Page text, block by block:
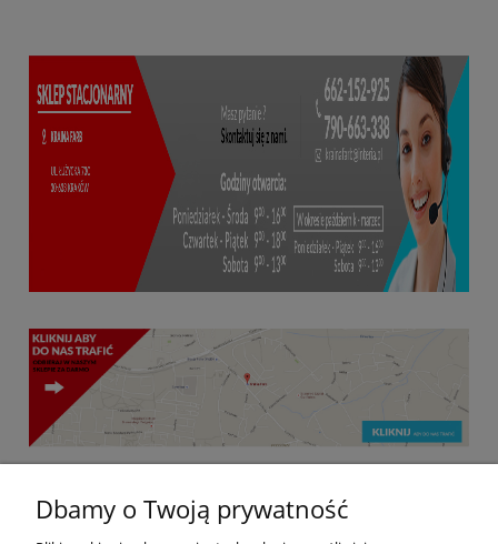
Dbamy o Twoją prywatność